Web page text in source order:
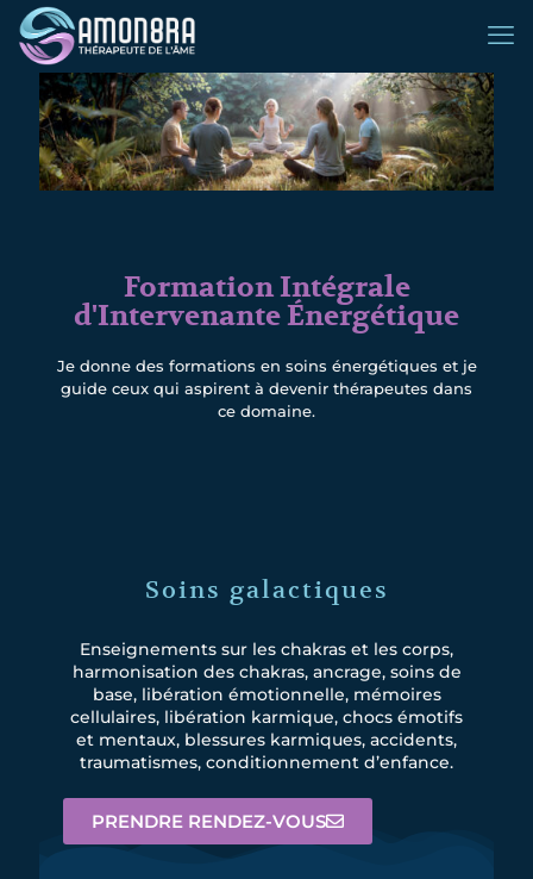
Formation Intégrale
d'Intervenante Énergétique
Je donne des formations en soins énergétiques et je
guide ceux qui aspirent à devenir thérapeutes dans
ce domaine.
Soins galactiques
Enseignements sur les chakras et les corps,
harmonisation des chakras, ancrage, soins de
base, libération émotionnelle, mémoires
cellulaires, libération karmique, chocs émotifs
et mentaux, blessures karmiques, accidents,
traumatismes, conditionnement d’enfance.
PRENDRE RENDEZ-VOUS